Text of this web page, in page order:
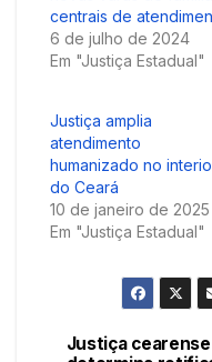
centrais de
6 de julho de 2024
Em "Justiça Estadual"
Justiça amplia
atendimento
humanizado no
do Ceará
10 de janeiro de 2025
Em "Justiça Estadual"
Justiça cearense